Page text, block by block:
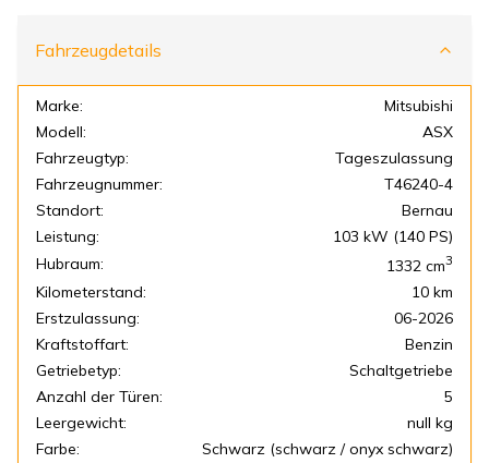
Fahrzeugdetails
Marke:
Mitsubishi
Modell:
ASX
Fahrzeugtyp:
Tageszulassung
Fahrzeugnummer:
T46240-4
Standort:
Bernau
Leistung:
103 kW (140 PS)
Hubraum:
1332 cm3
Kilometerstand:
10 km
Erstzulassung:
06-2026
Kraftstoffart:
Benzin
Getriebetyp:
Schaltgetriebe
Anzahl der Türen:
5
Leergewicht:
null kg
Farbe:
Schwarz (schwarz / onyx schwarz)